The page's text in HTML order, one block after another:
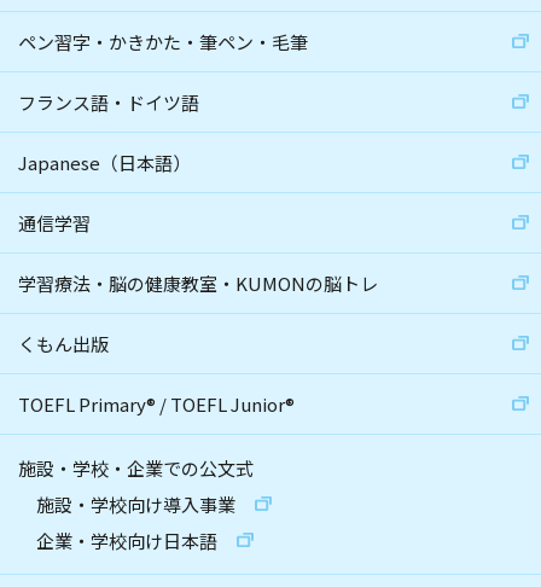
ペン習字・かきかた・筆ペン・毛筆
フランス語・ドイツ語
Japanese（日本語）
通信学習
学習療法・脳の健康教室・KUMONの脳トレ
くもん出版
TOEFL Primary® /TOEFL Junior®
施設・学校・企業での公文式
施設・学校向け導入事業
企業・学校向け日本語